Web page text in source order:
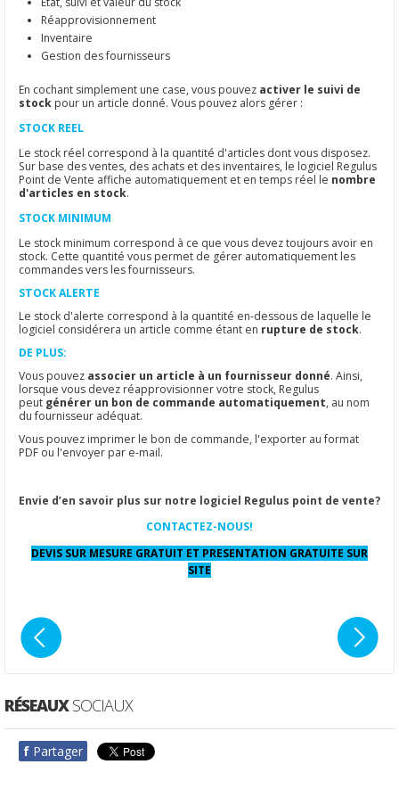
Réapprovisionnement
Inventaire
Gestion des fournisseurs
En cochant simplement une case, vous pouvez activer le suivi de
stock pour un article donné. Vous pouvez alors gérer :
STOCK REEL
Le stock réel correspond à la quantité d'articles dont vous disposez.
Sur base des ventes, des achats et des inventaires, le logiciel Regulus
Point de Vente affiche automatiquement et en temps réel le nombre
d'articles en stock.
STOCK MINIMUM
Le stock minimum correspond à ce que vous devez toujours avoir en
stock. Cette quantité vous permet de gérer automatiquement les
commandes vers les fournisseurs.
STOCK ALERTE
Le stock d'alerte correspond à la quantité en-dessous de laquelle le
logiciel considérera un article comme étant en rupture de stock.
DE PLUS:
Vous pouvez associer un article à un fournisseur donné. Ainsi,
lorsque vous devez réapprovisionner votre stock, Regulus
peut générer un bon de commande automatiquement, au nom
du fournisseur adéquat.
Vous pouvez imprimer le bon de commande, l'exporter au format
PDF ou l'envoyer par e-mail.
Envie d’en savoir plus sur notre logiciel Regulus point de vente?
CONTACTEZ-NOUS!
DEVIS SUR MESURE GRATUIT ET PRESENTATION GRATUITE SUR
SITE
RÉSEAUXSOCIAUX
f Partager